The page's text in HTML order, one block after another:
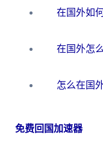
免费回国加速器